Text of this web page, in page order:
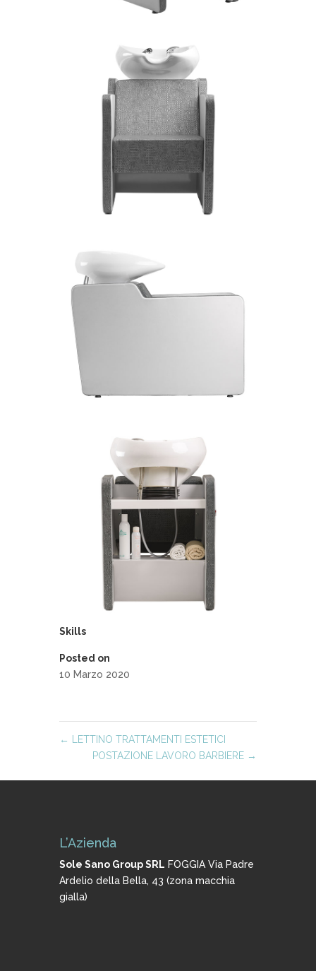
Skills
Posted on
10 Marzo 2020
←
LETTINO TRATTAMENTI ESTETICI
POSTAZIONE LAVORO BARBIERE →
L’Azienda
Sole Sano Group SRL FOGGIA Via Padre
Ardelio della Bella, 43 (zona macchia
gialla)